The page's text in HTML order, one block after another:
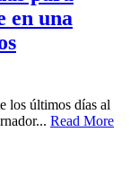
en una
los últimos días al
Read More